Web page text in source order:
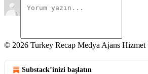
© 2026 Turkey Recap Medya Ajans Hizmet
Substack’inizi başlatın